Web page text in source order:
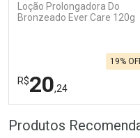
Loção Prolongadora Do
Bronzeado Ever Care 120g
R$20,24
19%
Produtos